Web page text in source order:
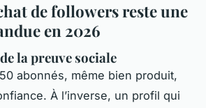
de followers reste une
en 2026
la preuve sociale
abonnés, même bien produit,
À l’inverse, un profil qui